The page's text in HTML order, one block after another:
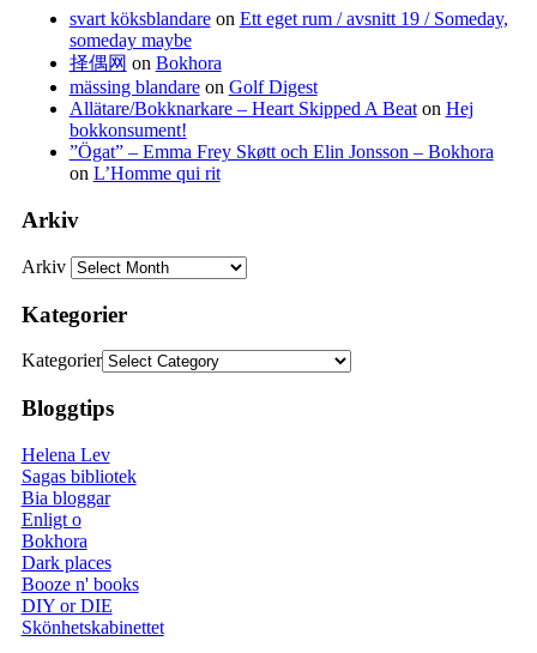
svart köksblandareon Ett eget rum / avsnitt 19 / Someday,
someday maybe
择偶网 on Bokhora
mässing blandareon Golf Digest
Allätare/Bokknarkare – Heart Skipped A Beaton Hej
bokkonsument!
”Ögat” – Emma Frey Skøtt och Elin Jonsson – Bokhora
on L’Homme qui rit
Arkiv
Arkiv
Kategorier
Kategorier
Bloggtips
Helena Lev
Sagas bibliotek
Bia bloggar
Enligt o
Bokhora
Dark places
Booze n' books
DIY or DIE
Skönhetskabinettet